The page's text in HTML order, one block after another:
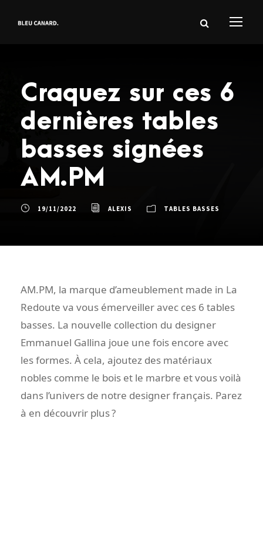
Craquez sur ces 6
dernières tables
basses signées
AM.PM
19/11/2022 ALEXIS TABLES BASSES
AM.PM, la marque d’ameublement made in La
Redoute va vous émerveiller avec ces 6 tables
basses. La nouvelle collection du designer
Emmanuel Gallina joue une fois encore avec
les formes. À cela, ajoutez des matériaux
nobles comme le bois et le marbre et vous voilà
dans l’univers de notre designer français. Parez
à en découvrir plus ?